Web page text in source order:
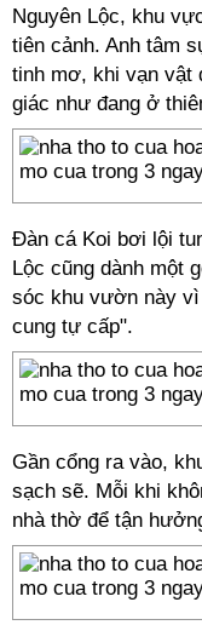
Nguyên Lộc, khu
tiên cảnh. Anh tâm
tinh mơ, khi vạn vật
giác như đang ở
Đàn cá Koi bơi lội
Lộc cũng dành một
sóc khu vườn này
cung tự cấp".
Gần cổng ra vào,
sạch sẽ. Mỗi khi
nhà thờ để tận